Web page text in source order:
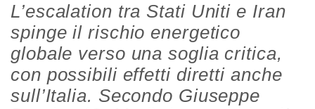
L’escalation tra Stati Uniti e Iran
spinge il rischio energetico
globale verso una soglia critica,
con possibili effetti diretti anche
sull’Italia. Secondo Giuseppe